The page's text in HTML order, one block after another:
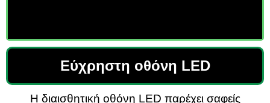
Εύχρηστη οθόνη LED
Η διαισθητική οθόνη LED παρέχει σαφείς